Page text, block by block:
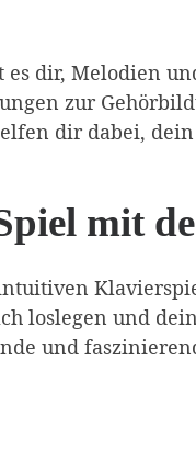
dir, Melodien
zur
dir dabei,
mit
loslegen und
und